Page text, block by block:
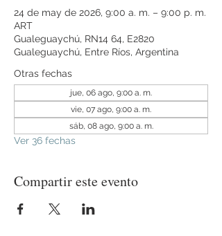
24 de may de 2026, 9:00 a. m. – 9:00 p. m.
ART
Gualeguaychú, RN14 64, E2820
Gualeguaychú, Entre Ríos, Argentina
Otras fechas
jue, 06 ago, 9:00 a. m.
vie, 07 ago, 9:00 a. m.
sáb, 08 ago, 9:00 a. m.
Ver 36 fechas
Compartir este evento